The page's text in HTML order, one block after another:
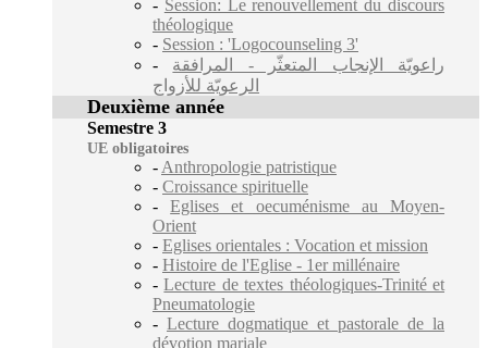
- Session: Le renouvellement du discours
théologique
- Session : 'Logocounseling 3'
- راعويّة الإنجاب المتعثّر - المرافقة
الرعويّة للأزواج
Deuxième année
Semestre 3
UE obligatoires
- Anthropologie patristique
- Croissance spirituelle
-Eglises et oecuménisme au Moyen-
Orient
- Eglises orientales : Vocation et mission
- Histoire de l'Eglise - 1er millénaire
-Lecture de textes théologiques-Trinité et
Pneumatologie
- Lecture dogmatique et pastorale de la
dévotion mariale